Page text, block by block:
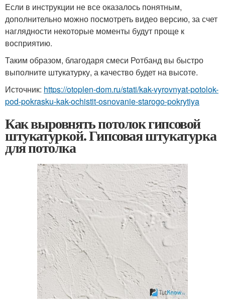
Если в инструкции не все оказалось понятным,
дополнительно можно посмотреть видео версию, за счет
наглядности некоторые моменты будут проще к
восприятию.
Таким образом, благодаря смеси Ротбанд вы быстро
выполните штукатурку, а качество будет на высоте.
Источник: https://otoplen-dom.ru/stati/kak-vyrovnyat-potolok-
pod-pokrasku-kak-ochistit-osnovanie-starogo-pokrytiya
Как выровнять потолок гипсовой
штукатуркой. Гипсовая штукатурка
для потолка